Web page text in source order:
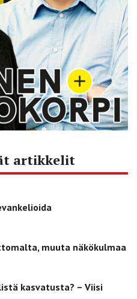
artikkelit
muuta näkökulmaa
kasvatusta? – Viisi